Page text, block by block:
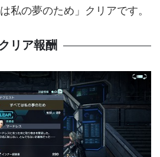
私の夢のため」クリアです。
リア報酬